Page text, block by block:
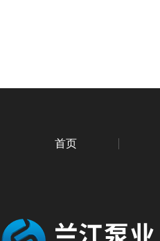
首页